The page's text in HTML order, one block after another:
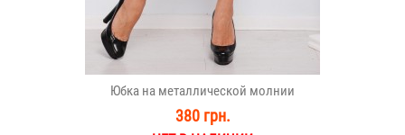
Юбка на металлической молнии
380 грн.